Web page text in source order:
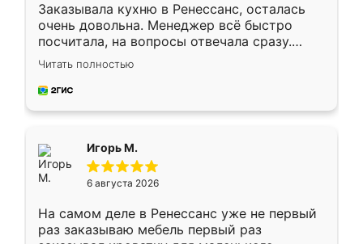
Заказывала кухню в Ренессанс, осталась
очень довольна. Менеджер всё быстро
посчитала, на вопросы отвечала сразу.
Замерщик приехал в субботу, подошёл к
делу со всей ответственностью. Собрали
за день, ребята работали аккуратно, даже
Читать полностью
Игорь М.
6 августа 2026
На самом деле в Ренессанс уже не первый
раз заказываю мебель первый раз